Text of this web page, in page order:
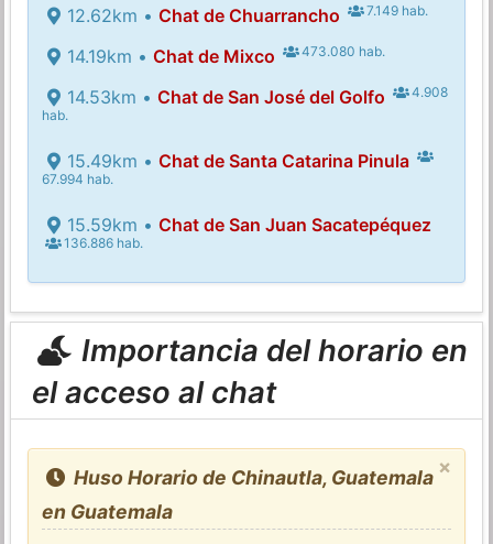
12.62km • Chat de Chuarrancho 7.149 hab.
14.19km • Chat de Mixco 473.080 hab.
14.53km • Chat de San José del Golfo
4.908
hab.
15.49km • Chat de Santa Catarina Pinula
67.994 hab.
15.59km • Chat de San Juan Sacatepéquez
136.886 hab.
Importancia del horario en
el acceso al chat
×
Huso Horario de Chinautla, Guatemala
en Guatemala